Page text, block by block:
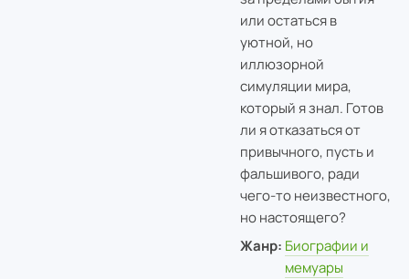
или остаться в
уютной, но
иллюзорной
симуляции мира,
который я знал. Готов
ли я отказаться от
привычного, пусть и
фальшивого, ради
чего-то неизвестного,
но настоящего?
Жанр: Биографии и
мемуары